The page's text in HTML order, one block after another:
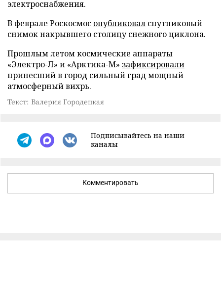
электроснабжения.
В феврале Роскосмос опубликовал спутниковый
снимок накрывшего столицу снежного циклона.
Прошлым летом космические аппараты
«Электро-Л» и «Арктика-М» зафиксировали
принесший в город сильный град мощный
атмосферный вихрь.
Текст: Валерия Городецкая
Подписывайтесь на наши
каналы
Комментировать